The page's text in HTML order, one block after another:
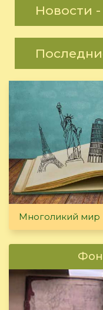
Новости
Многоликий мир